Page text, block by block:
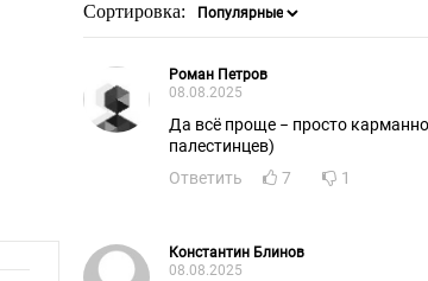
Сортировка:
Роман Петров
08.08.2025
Да всё проще − просто
палестинцев)
Ответить
7 1
Константин Блинов
08.08.2025